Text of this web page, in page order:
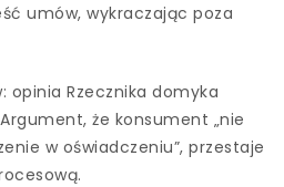
umów, wykraczając poza
opinia Rzecznika domyka
że konsument „nie
w oświadczeniu”, przestaje